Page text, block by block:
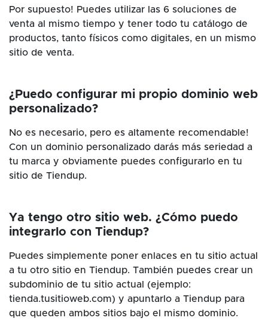
Por supuesto! Puedes utilizar las 6 soluciones de
venta al mismo tiempo y tener todo tu catálogo de
productos, tanto físicos como digitales, en un mismo
sitio de venta.
¿Puedo configurar mi propio dominio web
personalizado?
No es necesario, pero es altamente recomendable!
Con un dominio personalizado darás más seriedad a
tu marca y obviamente puedes configurarlo en tu
sitio de Tiendup.
Ya tengo otro sitio web. ¿Cómo puedo
integrarlo con Tiendup?
Puedes simplemente poner enlaces en tu sitio actual
a tu otro sitio en Tiendup. También puedes crear un
subdominio de tu sitio actual (ejemplo:
tienda.tusitioweb.com) y apuntarlo a Tiendup para
que queden ambos sitios bajo el mismo dominio.